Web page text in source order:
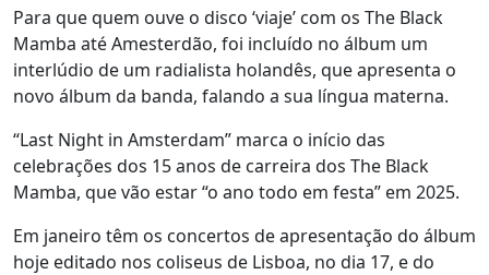
Para que quem ouve o disco ‘viaje’ com os The Black
Mamba até Amesterdão, foi incluído no álbum um
interlúdio de um radialista holandês, que apresenta o
novo álbum da banda, falando a sua língua materna.
“Last Night in Amsterdam” marca o início das
celebrações dos 15 anos de carreira dos The Black
Mamba, que vão estar “o ano todo em festa” em 2025.
Em janeiro têm os concertos de apresentação do álbum
hoje editado nos coliseus de Lisboa, no dia 17, e do